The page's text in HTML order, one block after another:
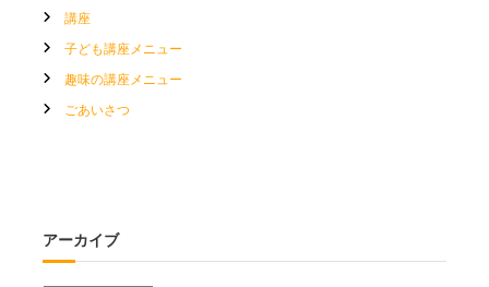
講座
子ども講座メニュー
趣味の講座メニュー
ごあいさつ
アーカイブ